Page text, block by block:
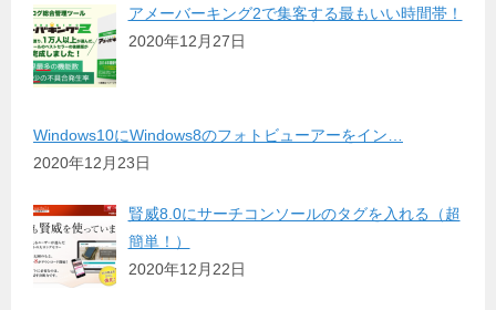
アメーバーキング2で集客する最もいい時間帯！
2020年12月27日
Windows10にWindows8のフォトビューアーをイン…
2020年12月23日
賢威8.0にサーチコンソールのタグを入れる（超
簡単！）
2020年12月22日